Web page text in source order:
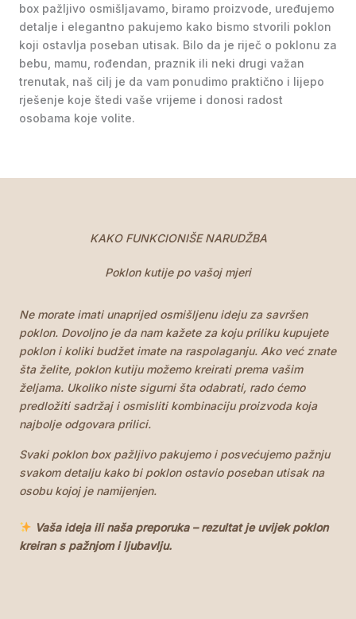
box pažljivo osmišljavamo, biramo proizvode, uređujemo
detalje i elegantno pakujemo kako bismo stvorili poklon
koji ostavlja poseban utisak. Bilo da je riječ o poklonu za
bebu, mamu, rođendan, praznik ili neki drugi važan
trenutak, naš cilj je da vam ponudimo praktično i lijepo
rješenje koje štedi vaše vrijeme i donosi radost
osobama koje volite.
KAKO FUNKCIONIŠE NARUDŽBA
Poklon kutije po vašoj mjeri
Ne morate imati unaprijed osmišljenu ideju za savršen
poklon. Dovoljno je da nam kažete za koju priliku kupujete
poklon i koliki budžet imate na raspolaganju. Ako već znate
šta želite, poklon kutiju možemo kreirati prema vašim
željama. Ukoliko niste sigurni šta odabrati, rado ćemo
predložiti sadržaj i osmisliti kombinaciju proizvoda koja
najbolje odgovara prilici.
Svaki poklon box pažljivo pakujemo i posvećujemo pažnju
svakom detalju kako bi poklon ostavio poseban utisak na
osobu kojoj je namijenjen.
Vaša ideja ili naša preporuka – rezultat je uvijek poklon
kreiran s pažnjom i ljubavlju.